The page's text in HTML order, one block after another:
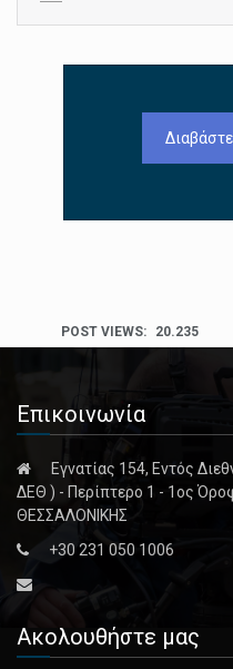
POST VIEWS: 20.235
Επικοινωνία
Εγνατίας 154, Εντός
ΔΕΘ ) - Περίπτερο 1 - 1ος
ΘΕΣΣΑΛΟΝΙΚΗΣ
+30 231 050 1006
Ακολουθήστε μας